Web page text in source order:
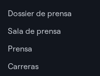
Dossier de prensa
Sala de prensa
Prensa
Carreras